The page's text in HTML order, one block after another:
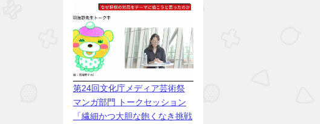
第24回文化庁メディア芸術祭
マンガ部門 トークセッション
「繊細かつ大胆な飽くなき挑戦